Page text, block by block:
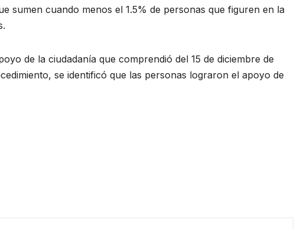
sumen cuando menos el 1.5% de personas que figuren en la
de la ciudadanía que comprendió del 15 de diciembre de
se identificó que las personas lograron el apoyo de